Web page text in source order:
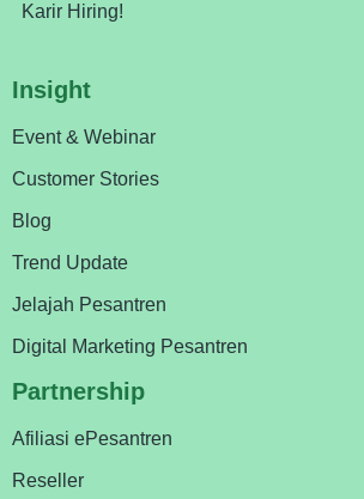
Karir Hiring!
Insight
Event & Webinar
Customer Stories
Blog
Trend Update
Jelajah Pesantren
Digital Marketing Pesantren
Partnership
Afiliasi ePesantren
Reseller